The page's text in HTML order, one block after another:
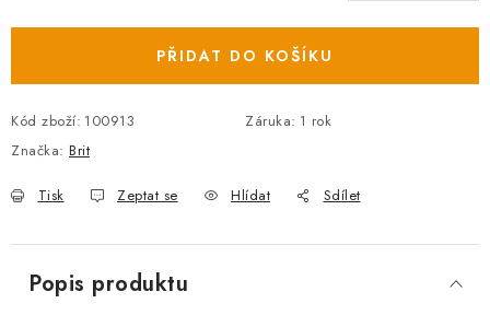
PŘIDAT DO KOŠÍKU
Kód zboží: 100913 Záruka: 1 rok
Značka: Brit
Tisk Zeptat se Hlídat Sdílet
Popis produktu